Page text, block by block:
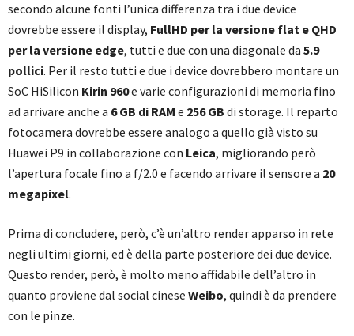
secondo alcune fonti l’unica differenza tra i due device
dovrebbe essere il display, FullHD per la versione flat e QHD
per la versione edge, tutti e due con una diagonale da 5.9
pollici. Per il resto tutti e due i device dovrebbero montare un
SoC HiSilicon Kirin 960e varie configurazioni di memoria fino
ad arrivare anche a 6 GB di RAM e 256 GB di storage. Il reparto
fotocamera dovrebbe essere analogo a quello già visto su
Huawei P9 in collaborazione con Leica, migliorando però
l’apertura focale fino a f/2.0 e facendo arrivare il sensore a 20
megapixel.
Prima di concludere, però, c’è un’altro render apparso in rete
negli ultimi giorni, ed è della parte posteriore dei due device.
Questo render, però, è molto meno affidabile dell’altro in
quanto proviene dal social cinese Weibo, quindi è da prendere
con le pinze.